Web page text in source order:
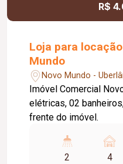
R$
Loja para locação no bairro Novo
Mundo
Novo Mundo -
Imóvel Comercial
elétricas, 02
frente do imóvel.
2 4